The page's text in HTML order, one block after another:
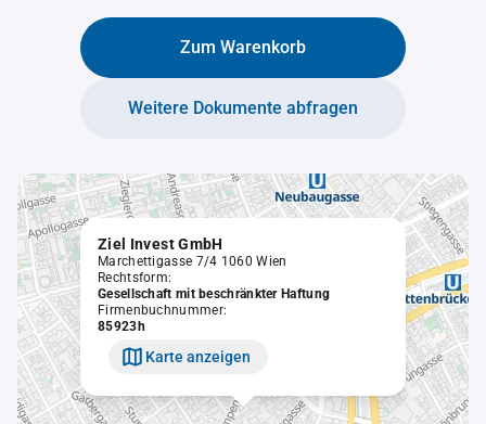
Zum Warenkorb
Weitere Dokumente abfragen
Ziel Invest GmbH
Marchettigasse 7/4 1060 Wien
Rechtsform:
Gesellschaft mit beschränkter Haftung
Firmenbuchnummer:
85923h
Karte anzeigen